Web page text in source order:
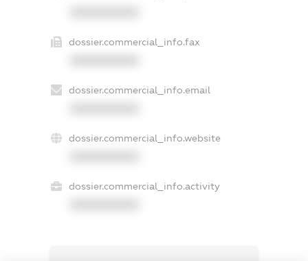
dossier.commercial_info.fax
dossier.commercial_info.email
dossier.commercial_info.website
dossier.commercial_info.activity